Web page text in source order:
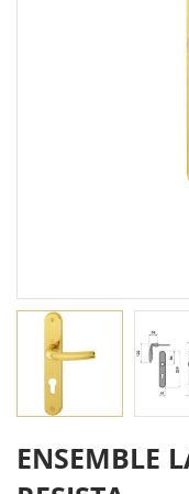
ENSEMBLE